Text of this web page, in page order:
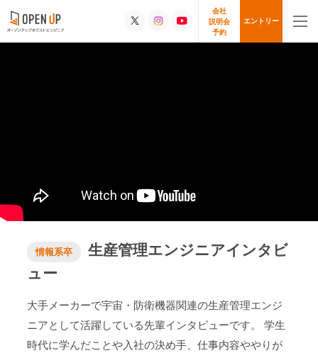
会社
説明会
予約
エントリー
情報系卒
生産管理エンジニアインタビ
ュー
大手メーカーで宇宙・防衛機器関連の生産管理エンジ
ニアとして活躍している先輩インタビューです。 学生
時代に学んだことや入社の決め手、仕事内容ややりが